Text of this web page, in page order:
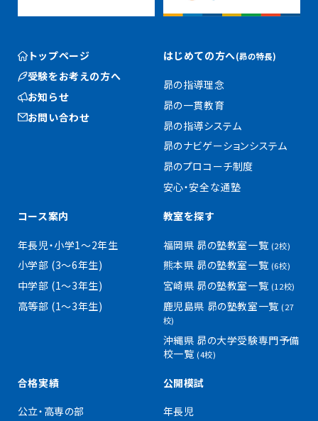
トップページ
受験をお考えの方へ
お知らせ
お問い合わせ
はじめての方へ(昴の特長)
昴の指導理念
昴の一貫教育
昴の指導システム
昴のナビゲーションシステム
昴のプロコーチ制度
安心・安全な通塾
コース案内
年長児・小学1〜2年生
小学部 (3〜6年生)
中学部 (1〜3年生)
高等部 (1〜3年生)
教室を探す
福岡県 昴の塾教室一覧 (2校)
熊本県 昴の塾教室一覧 (6校)
宮崎県 昴の塾教室一覧 (12校)
鹿児島県 昴の塾教室一覧(27
校)
沖縄県 昴の大学受験専門予備
校一覧 (4校)
合格実績
公立・高専の部
公開模試
年長児